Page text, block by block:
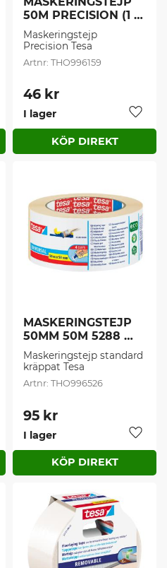
till i favoriter
50M PRECISION (1
st/frp)
Maskeringstejp
Precision Tesa
THO996159
46 kr
Lägg
I lager
till i favoriter
MASKERINGSTEJP
50MM 50M 5288
TESA (1 st/frp)
Maskeringstejp standard
kräppat Tesa
THO996526
95 kr
Lägg
I lager